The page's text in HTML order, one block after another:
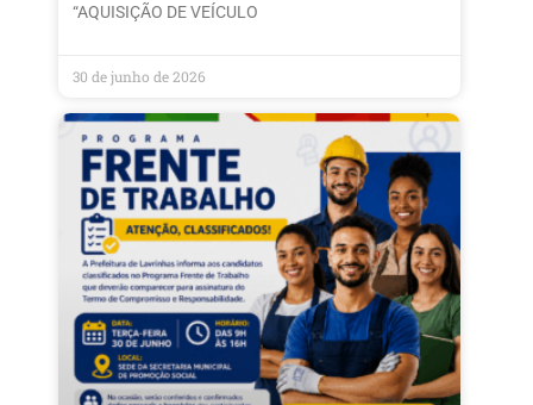
“AQUISIÇÃO DE VEÍCULO
30 de junho de 2026